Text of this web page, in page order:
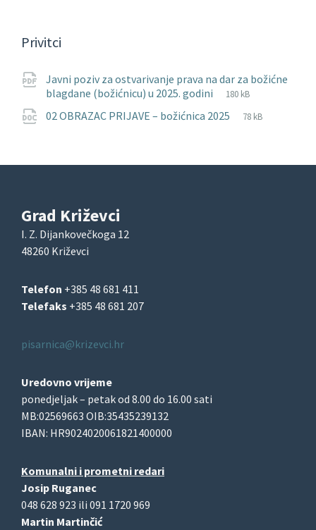
Privitci
Javni poziv za ostvarivanje prava na dar za božićne
blagdane (božićnicu) u 2025. godini
File
pdf
File
180 kB
02 OBRAZAC PRIJAVE – božićnica 2025
File
doc
File
78 kB
Grad Križevci
I. Z. Dijankovečkoga 12
48260 Križevci
Telefon +385 48 681 411
Telefaks +385 48 681 207
pisarnica@krizevci.hr
Uredovno vrijeme
ponedjeljak – petak od 8.00 do 16.00 sati
MB:02569663 OIB:35435239132
IBAN: HR9024020061821400000
Komunalni i prometni redari
Josip Ruganec
048 628 923 ili 091 1720 969
Martin Martinčić